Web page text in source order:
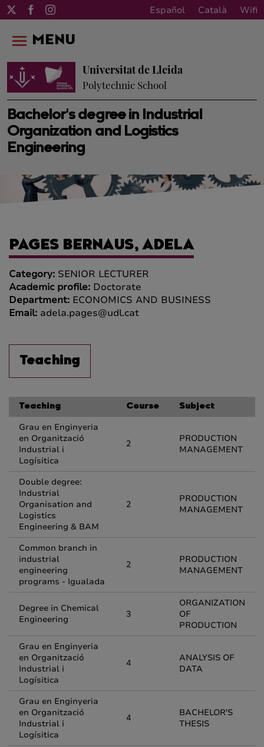
Español Català Wifi
Bachelor's degree in Industrial
Organization and Logistics
Engineering
Universitat de Lleida
Polytechnic School
MENU
PAGES BERNAUS, ADELA
Category: SENIOR LECTURER
Academic profile: Doctorate
Department: ECONOMICS AND BUSINESS
Email: adela.pages@udl.cat
Teaching
Teaching Course Subject
Grau en Enginyeria
en Organització
Industrial i
Logísitica
2
PRODUCTION
MANAGEMENT
Double degree:
Industrial
Organisation and
Logistics
Engineering & BAM
2
PRODUCTION
MANAGEMENT
Common branch in
industrial
engineering
programs - Igualada
2
PRODUCTION
MANAGEMENT
Degree in Chemical
Engineering
3
ORGANIZATION
OF
PRODUCTION
Grau en Enginyeria
en Organització
Industrial i
Logísitica
4
ANALYSIS OF
DATA
Grau en Enginyeria
en Organització
Industrial i
Logísitica
4
BACHELOR'S
THESIS